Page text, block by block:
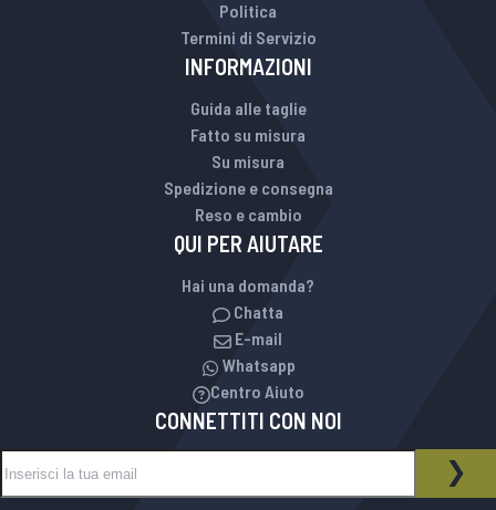
Politica
Termini di Servizio
INFORMAZIONI
Guida alle taglie
Fatto su misura
Su misura
Spedizione e consegna
Reso e cambio
QUI PER AIUTARE
Hai una domanda?
Chatta
E-mail
Whatsapp
Centro Aiuto
CONNETTITI CON NOI
NEWSLETTER